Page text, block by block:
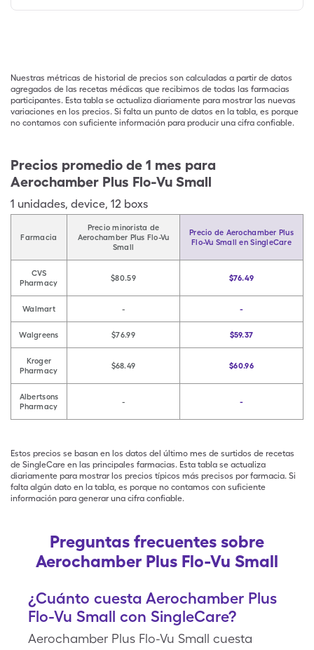
Nuestras métricas de historial de precios son calculadas a partir de datos
agregados de las recetas médicas que recibimos de todas las farmacias
participantes. Esta tabla se actualiza diariamente para mostrar las nuevas
variaciones en los precios. Si falta un punto de datos en la tabla, es porque
no contamos con suficiente información para producir una cifra confiable.
Precios promedio de 1 mes para
Aerochamber Plus Flo-Vu Small
1 unidades, device, 12 boxs
Farmacia
Precio minorista de
Aerochamber Plus Flo-Vu
Small
Precio de Aerochamber Plus
Flo-Vu Small en SingleCare
CVS
Pharmacy
$80.59 $76.49
Walmart - -
Walgreens $76.99 $59.37
Kroger
Pharmacy
$68.49 $60.96
Albertsons
Pharmacy
- -
Estos precios se basan en los datos del último mes de surtidos de recetas
de SingleCare en las principales farmacias. Esta tabla se actualiza
diariamente para mostrar los precios típicos más precisos por farmacia. Si
falta algún dato en la tabla, es porque no contamos con suficiente
información para generar una cifra confiable.
Preguntas frecuentes sobre
Aerochamber Plus Flo-Vu Small
¿Cuánto cuesta Aerochamber Plus
Flo-Vu Small con SingleCare?
Aerochamber Plus Flo-Vu Small cuesta